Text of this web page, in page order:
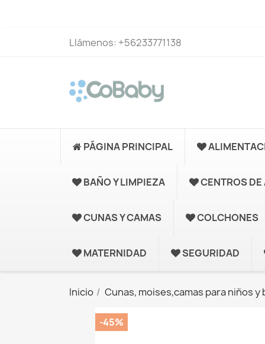
Llámenos: +56233771138
PÁGINA PRINCIPAL
BAÑO Y LIMPIEZA CENTROS
CUNAS Y CAMAS COLCHONES
MATERNIDAD SEGURIDAD
Inicio Cunas, moises,camas para niños y
-45%